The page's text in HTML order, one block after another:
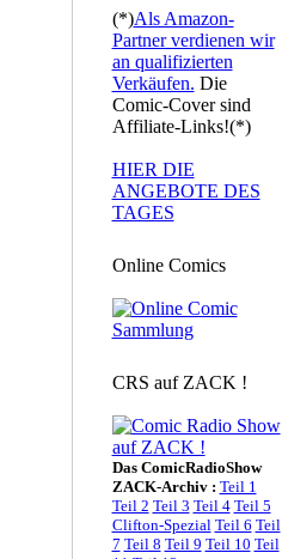
(*)Als Amazon-
Partner verdienen wir
an qualifizierten
Verkäufen. Die
Comic-Cover sind
Affiliate-Links!(*)
HIER DIE
ANGEBOTE DES
TAGES
Online Comics
CRS auf ZACK !
Das ComicRadioShow
ZACK-Archiv : Teil 1
Teil 2 Teil 3 Teil 4 Teil 5
Clifton-Spezial Teil 6 Teil
7 Teil 8 Teil 9 Teil 10 Teil